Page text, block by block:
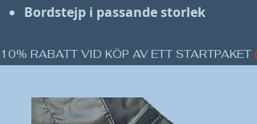
Bordstejp i passande storlek
10% RABATT VID KÖP AV ETT STARTPAKET